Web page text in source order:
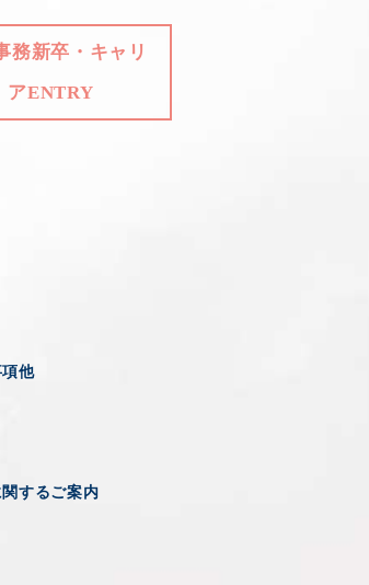
務新卒・キャリ
アENTRY
他
するご案内